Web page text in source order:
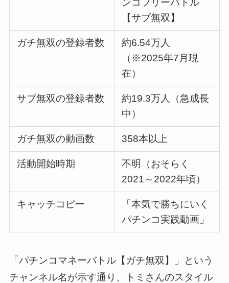
ンコフリーバトル
【サブ無双】
ガチ無双の登録者数
約6.54万人
（※2025年7月現
在）
サブ無双の登録者数
約19.3万人（急成長
中）
ガチ無双の動画数 358本以上
活動開始時期
不明（おそらく
2021～2022年頃）
キャッチコピー
「本気で勝ちにいく
パチンコ実践動画」
「パチンコマネーバトル【ガチ無双】」という
チャンネル名が示す通り、トミさんのスタイル